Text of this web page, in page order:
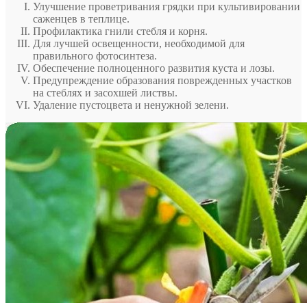
Улучшение проветривания грядки при культивировании
саженцев в теплице.
Профилактика гнили стебля и корня.
Для лучшей освещенности, необходимой для
правильного фотосинтеза.
Обеспечение полноценного развития куста и лозы.
Предупреждение образования поврежденных участков
на стеблях и засохшей листвы.
Удаление пустоцвета и ненужной зелени.